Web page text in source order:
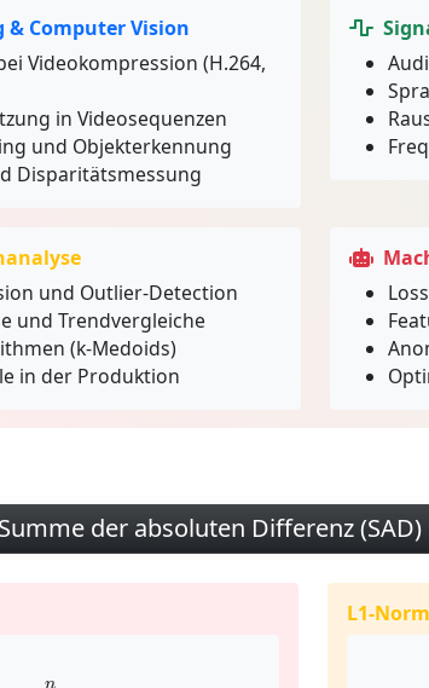
Computer Vision
Videokompression (H.264,
in Videosequenzen
und Objekterkennung
Disparitätsmessung
und Outlier-Detection
und Trendvergleiche
(k-Medoids)
in der Produktion
der absoluten Differenz (SAD)
n
1
L1-